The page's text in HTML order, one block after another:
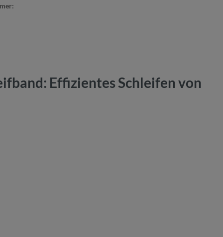
Effizientes Schleifen von